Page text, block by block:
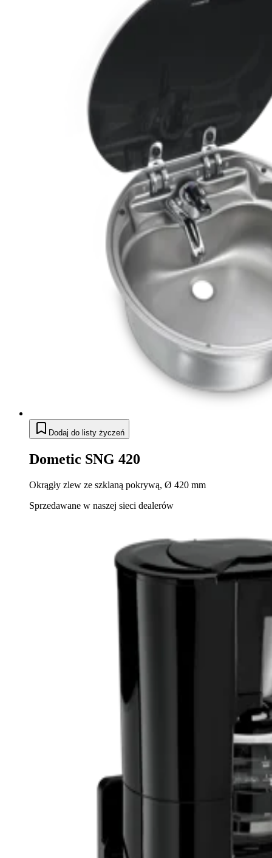
Dodaj do listy życzeń
Dometic SNG 420
Okrągły zlew ze szklaną pokrywą, Ø 420 mm
Sprzedawane w naszej sieci dealerów